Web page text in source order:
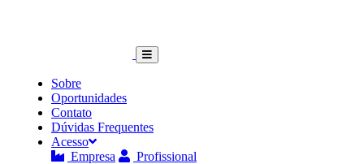
Sobre
Oportunidades
Contato
Dúvidas Frequentes
Acesso
Empresa
Profissional